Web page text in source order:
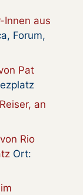
Innen aus
Forum,
Pat
an
Rio
Ort: